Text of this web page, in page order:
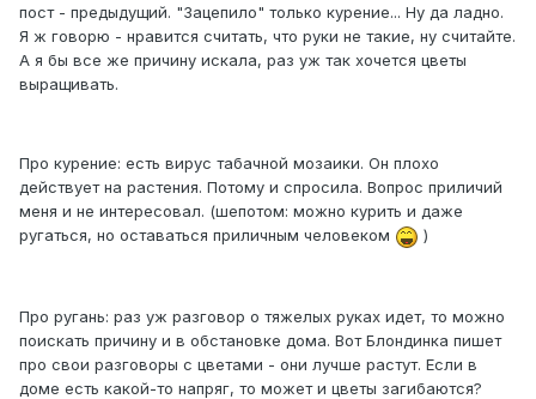
пост - предыдущий. "Зацепило" только курение... Ну да ладно.
Я ж говорю - нравится считать, что руки не такие, ну считайте.
А я бы все же причину искала, раз уж так хочется цветы
выращивать.
Про курение: есть вирус табачной мозаики. Он плохо
действует на растения. Потому и спросила. Вопрос приличий
меня и не интересовал. (шепотом: можно курить и даже
ругаться, но оставаться приличным человеком
)
Про ругань: раз уж разговор о тяжелых руках идет, то можно
поискать причину и в обстановке дома. Вот Блондинка пишет
про свои разговоры с цветами - они лучше растут. Если в
доме есть какой-то напряг, то может и цветы загибаются?